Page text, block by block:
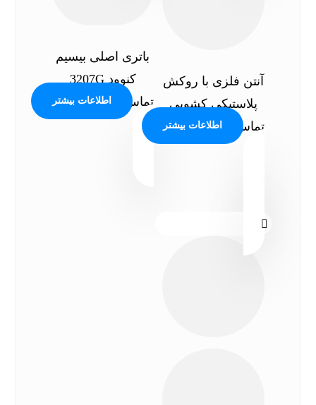
آنتن فلزی با روکش
پلاستیکی کشویی
تماس بگیریداطلاعات بیشتر
باتری اصلی بیسیم
کنوود 3207G
تماس بگیریداطلاعات بیشتر